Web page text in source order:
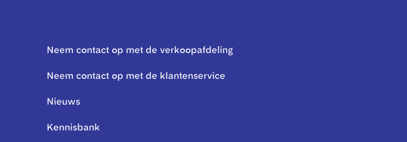
Neem contact op met de verkoopafdeling
Neem contact op met de klantenservice
Nieuws
Kennisbank